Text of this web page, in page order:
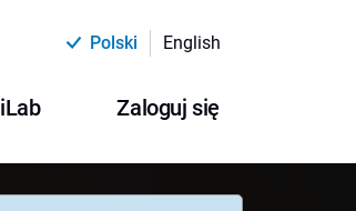
Polski English
Zaloguj się